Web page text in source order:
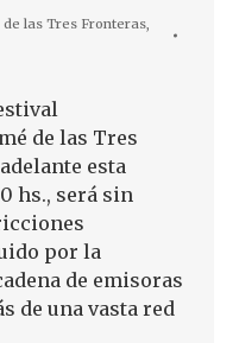
las Tres Fronteras,
de las Tres
esta
hs., será sin
por la
de emisoras
de una vasta red